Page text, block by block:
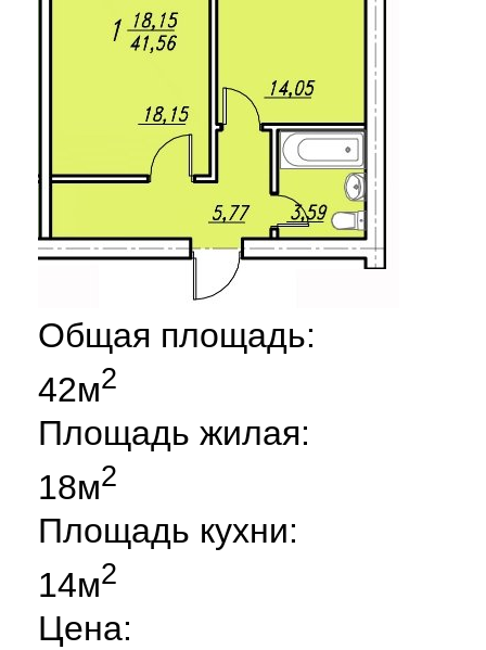
Общая площадь:
42м2
Площадь жилая:
18м2
Площадь кухни:
14м2
Цена: